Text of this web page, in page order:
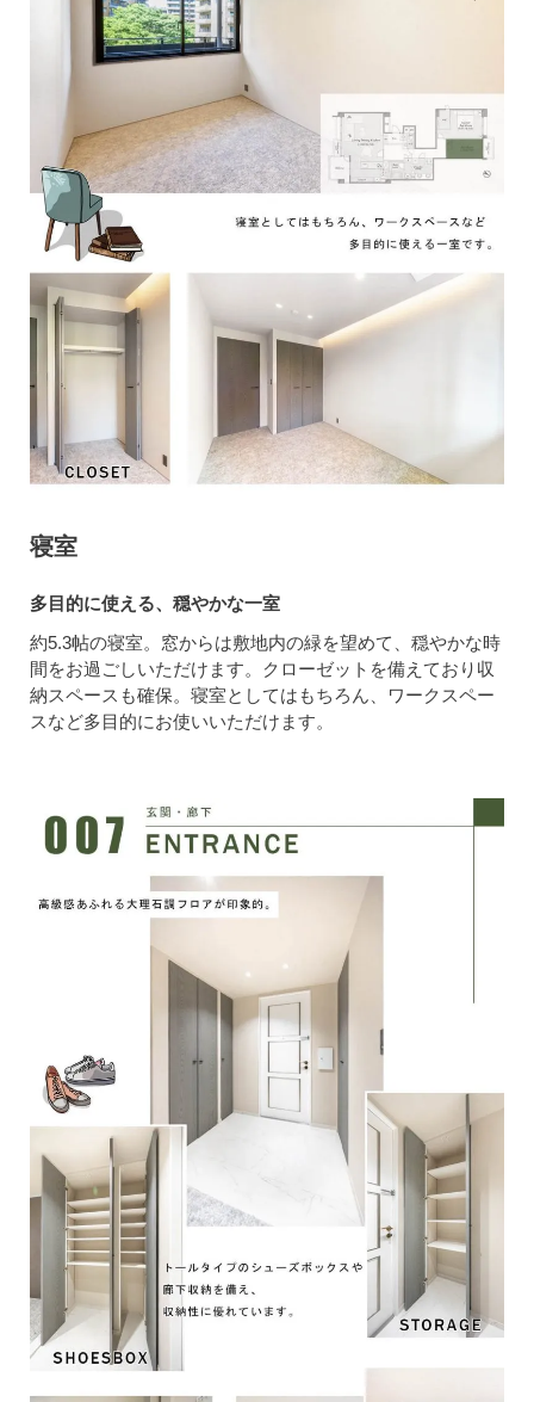
寝室
多目的に使える、穏やかな一室
約5.3帖の寝室。窓からは敷地内の緑を望めて、穏やかな時
間をお過ごしいただけます。クローゼットを備えており収
納スペースも確保。寝室としてはもちろん、ワークスペー
スなど多目的にお使いいただけます。